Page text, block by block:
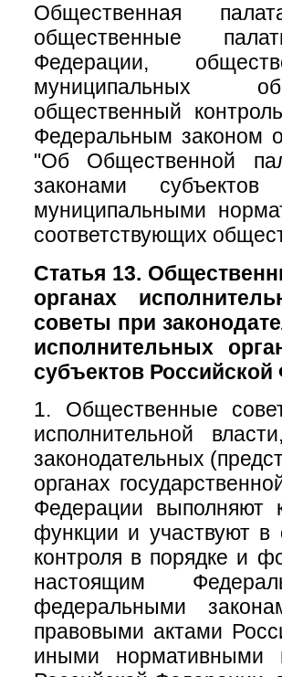
Общественная
общественные
Федерации,
муниципальных
общественный
Федеральным законом
"Об Общественной
законами
муниципальными
соответствующих
Статья 13.
органах
советы при
исполнительных
субъектов
1. Общественные
исполнительной
законодательных
органах
Федерации выполняют
функции и участвуют в
контроля в порядке и
настоящим
федеральными
правовыми актами
иными нормативными